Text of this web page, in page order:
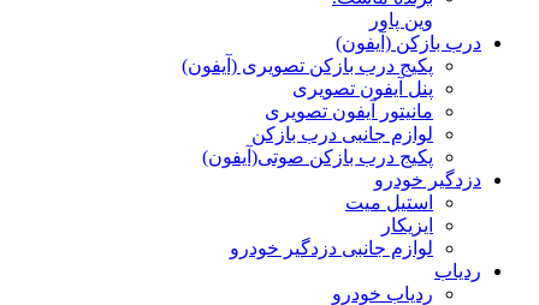
وین پاور
درب بازکن (آیفون)
پکیج درب بازکن تصویری (آیفون)
پنل آیفون تصویری
مانیتور آیفون تصویری
لوازم جانبی درب بازکن
پکیج درب بازکن صوتی(آیفون)
دزدگیر خودرو
استیل میت
ایزیکار
لوازم جانبی دزدگیر خودرو
ردیاب
ردیاب خودرو